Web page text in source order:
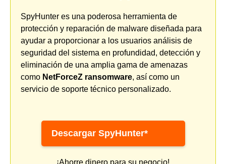
SpyHunter es una poderosa herramienta de
protección y reparación de malware diseñada para
ayudar a proporcionar a los usuarios análisis de
seguridad del sistema en profundidad, detección y
eliminación de una amplia gama de amenazas
como NetForceZ ransomware, así como un
servicio de soporte técnico personalizado.
Descargar SpyHunter*